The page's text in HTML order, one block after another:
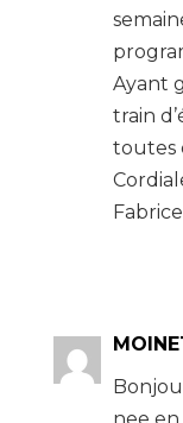
Ayant
train
toutes